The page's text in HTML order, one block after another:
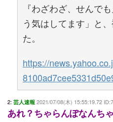
『わざわざ、せんで
う気はしてます」と
た。
https://
2: 芸人速報 2021/07/08(木) 15:55:19.72
あれ？ちゃらんぽなんち